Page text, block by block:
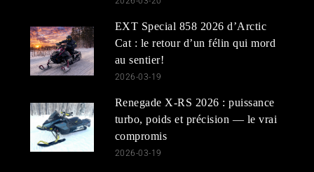
EXT Special 858 2026 d’Arctic
Cat : le retour d’un félin qui mord
au sentier!
2026-03-19
Renegade X-RS 2026 : puissance
turbo, poids et précision — le vrai
compromis
2026-03-19